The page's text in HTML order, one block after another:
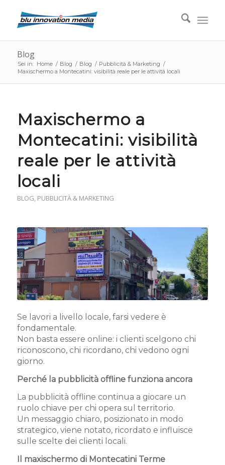
Blog
Sei in: Home / Blog / Blog / Pubblicità & Marketing /
Maxischermo a Montecatini: visibilità reale per le attività locali
Maxischermo a
Montecatini: visibilità
reale per le attività
locali
BLOG, PUBBLICITÀ & MARKETING
Se lavori a livello locale, farsi vedere è
fondamentale.
Non basta essere online: i clienti scelgono chi
riconoscono, chi ricordano, chi vedono ogni
giorno.
Perché la pubblicità offline funziona ancora
La pubblicità offline continua a giocare un
ruolo chiave per chi opera sul territorio.
Un messaggio chiaro, posizionato in modo
strategico, viene notato, ricordato e influisce
sulle scelte dei clienti locali.
Il maxischermo di Montecatini Terme